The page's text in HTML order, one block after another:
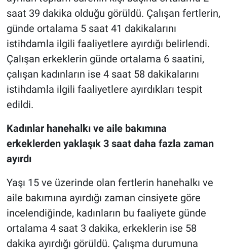
saat 39 dakika olduğu görüldü. Çalışan fertlerin,
günde ortalama 5 saat 41 dakikalarını
istihdamla ilgili faaliyetlere ayırdığı belirlendi.
Çalışan erkeklerin günde ortalama 6 saatini,
çalışan kadınların ise 4 saat 58 dakikalarını
istihdamla ilgili faaliyetlere ayırdıkları tespit
edildi.
Kadınlar hanehalkı ve aile bakımına
erkeklerden yaklaşık 3 saat daha fazla zaman
ayırdı
Yaşı 15 ve üzerinde olan fertlerin hanehalkı ve
aile bakımına ayırdığı zaman cinsiyete göre
incelendiğinde, kadınların bu faaliyete günde
ortalama 4 saat 3 dakika, erkeklerin ise 58
dakika ayırdığı görüldü. Çalışma durumuna